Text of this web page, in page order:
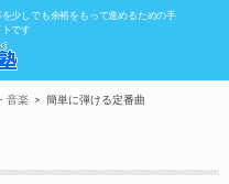
少しでも余裕をもって進めるための手
です
音楽 簡単に弾ける定番曲